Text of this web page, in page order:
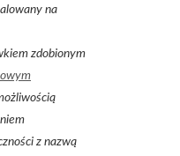
na
zdobionym
z nazwą